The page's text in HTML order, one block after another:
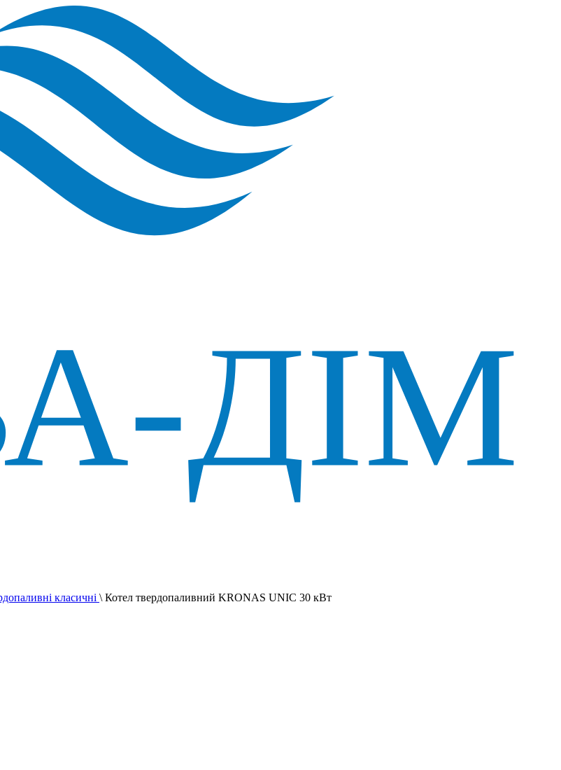
класичні \ Котел твердопаливний KRONAS UNIC 30 кВт